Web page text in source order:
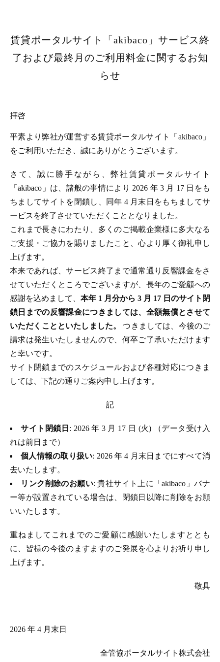
賃貸ポータルサイト「akibaco」サービス終
了および最終月のご利用料金に関するお知
らせ
拝啓
平素より弊社が運営する賃貸ポータルサイト「akibaco」
をご利用いただき、誠にありがとうございます。
さて、誠に勝手ながら、弊社賃貸ポータルサイト
「akibaco」は、諸般の事情により 2026 年 3 月 17 日をも
ちましてサイトを閉鎖し、同年 4 月末日をもちましてサ
ービスを終了させていただくこととなりました。
これまで長きにわたり、多くのご掲載企業様に多大なる
ご支援・ご協力を賜りましたこと、心より厚く御礼申し
上げます。
本来であれば、サービス終了まで通常通り反響課金をさ
せていただくところでございますが、長年のご愛顧への
感謝を込めまして、 本年 1 月分から 3 月 17 日のサイト閉
鎖日までの反響課金につきましては、全額無償とさせて
いただくことといたしました。つきましては、今後のご
請求は発生いたしませんので、何卒ご了承いただけます
と幸いです。
サイト閉鎖までのスケジュールおよび各種対応につきま
しては、下記の通りご案内申し上げます。
記
サイト閉鎖日 : 2026 年 3 月 17 日 (火) （データ受け入
れは前日まで）
個人情報の取り扱い: 2026 年 4 月末日までにすべて消
去いたします。
リンク削除のお願い: 貴社サイト上に「akibaco」バナ
ー等が設置されている場合は、閉鎖日以降に削除をお願
いいたします。
重ねましてこれまでのご愛顧に感謝いたしますととも
に、皆様の今後のますますのご発展を心よりお祈り申し
上げます。
敬具
2026 年 4 月末日
全管協ポータルサイト株式会社